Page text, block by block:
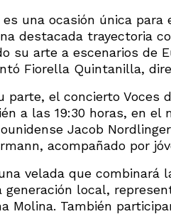
es una ocasión única
destacada trayectoria
su arte a escenarios de
Fiorella Quintanilla,
parte, el concierto Voces
a las 19:30 horas, en el
Jacob
acompañado por
velada que combinará
generación local,
Molina. También